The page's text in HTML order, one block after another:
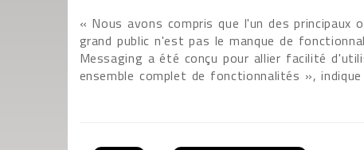
« Nous avons compris que l'un des principaux
grand public n'est pas le manque de
Messaging a été conçu pour allier facilité
ensemble complet de fonctionnalités »,